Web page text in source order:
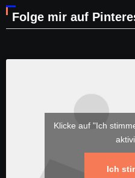
Folge mir auf
Klicke auf "Ich
Ich